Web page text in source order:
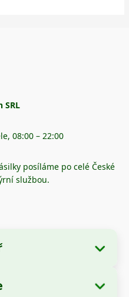
08:00 – 22:00
posíláme po celé České
službou.